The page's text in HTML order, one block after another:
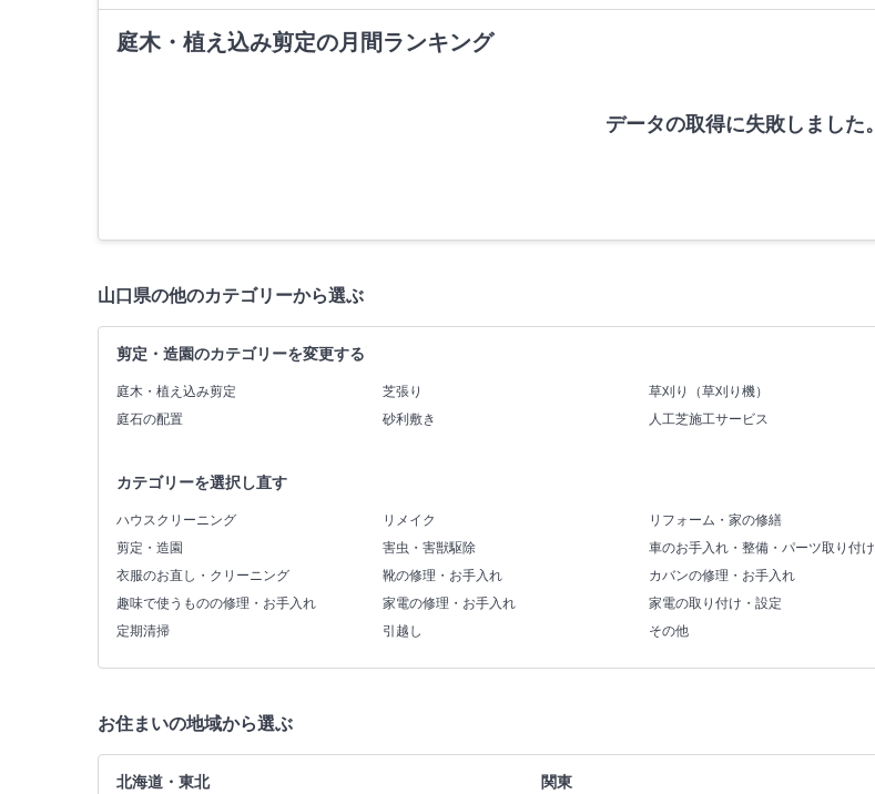
庭木・植え込み剪定の月間ランキング
データの取得に失敗しました。
山口県の他のカテゴリーから選ぶ
剪定・造園のカテゴリーを変更する
庭木・植え込み剪定 芝張り 草刈り（草刈り機）
庭石の配置
砂利敷き 人工芝施工サービス
カテゴリーを選択し直す
ハウスクリーニング リメイク リフォーム・家の修繕
剪定・造園
害虫・害獣駆除 車のお手入れ・整備・パーツ取り付け
衣服のお直し・クリーニング
靴の修理・お手入れ カバンの修理・お手入れ
趣味で使うものの修理・お手入れ
家電の修理・お手入れ 家電の取り付け・設定
定期清掃
引越し その他
お住まいの地域から選ぶ
北海道・東北 関東